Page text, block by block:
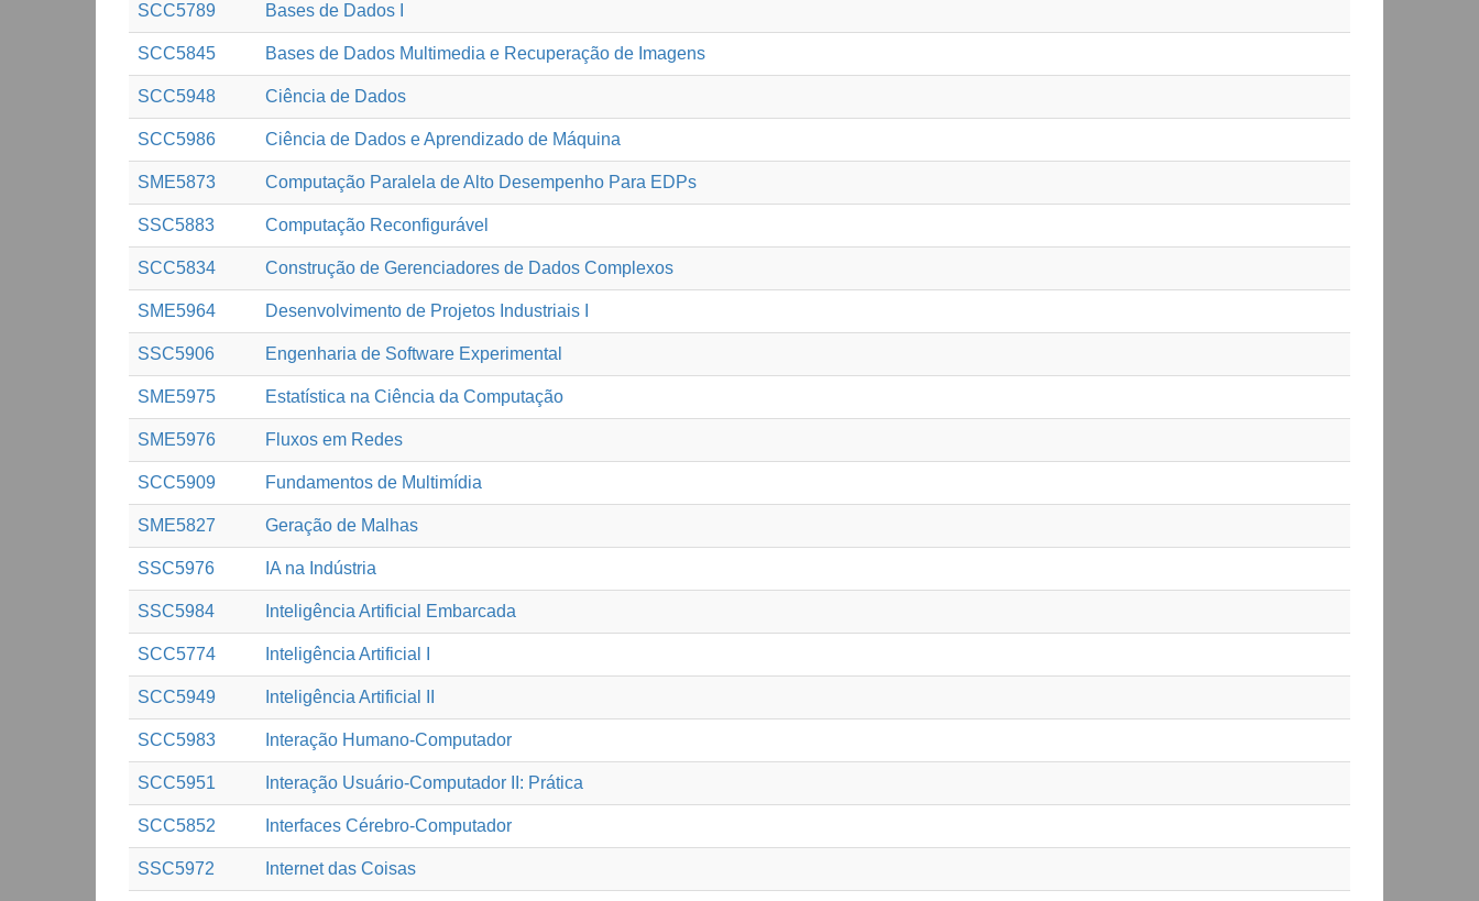
SCC5789 Bases de Dados I
SCC5845 Bases de Dados Multimedia e Recuperação de Imagens
SCC5948 Ciência de Dados
SCC5986 Ciência de Dados e Aprendizado de Máquina
SME5873 Computação Paralela de Alto Desempenho Para EDPs
SSC5883 Computação Reconfigurável
SCC5834 Construção de Gerenciadores de Dados Complexos
SME5964 Desenvolvimento de Projetos Industriais I
SSC5906 Engenharia de Software Experimental
SME5975 Estatística na Ciência da Computação
SME5976 Fluxos em Redes
SCC5909 Fundamentos de Multimídia
SME5827 Geração de Malhas
SSC5976 IA na Indústria
SSC5984 Inteligência Artificial Embarcada
SCC5774 Inteligência Artificial I
SCC5949 Inteligência Artificial II
SCC5983 Interação Humano-Computador
SCC5951 Interação Usuário-Computador II: Prática
SCC5852 Interfaces Cérebro-Computador
SSC5972 Internet das Coisas